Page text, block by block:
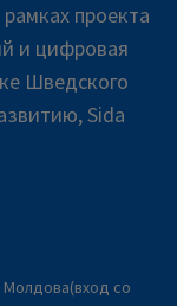
проекта
и цифровая
Шведского
Sida
со